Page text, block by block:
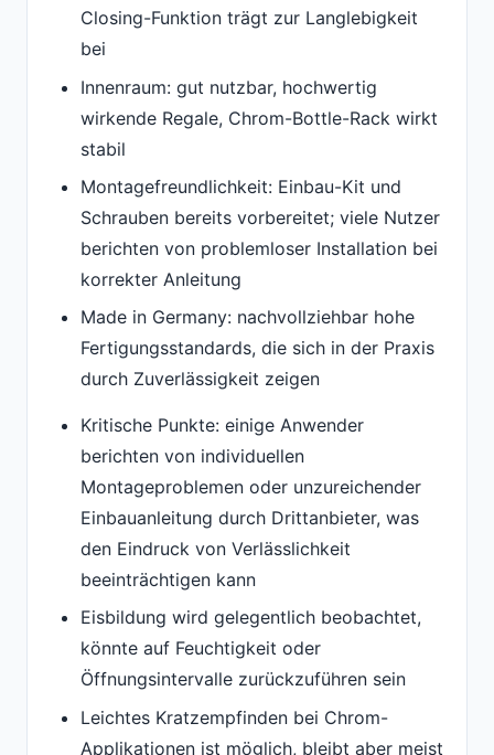
Closing-Funktion trägt zur Langlebigkeit
bei
Innenraum: gut nutzbar, hochwertig
wirkende Regale, Chrom-Bottle-Rack wirkt
stabil
Montagefreundlichkeit: Einbau-Kit und
Schrauben bereits vorbereitet; viele Nutzer
berichten von problemloser Installation bei
korrekter Anleitung
Made in Germany: nachvollziehbar hohe
Fertigungsstandards, die sich in der Praxis
durch Zuverlässigkeit zeigen
Kritische Punkte: einige Anwender
berichten von individuellen
Montageproblemen oder unzureichender
Einbauanleitung durch Drittanbieter, was
den Eindruck von Verlässlichkeit
beeinträchtigen kann
Eisbildung wird gelegentlich beobachtet,
könnte auf Feuchtigkeit oder
Öffnungsintervalle zurückzuführen sein
Leichtes Kratzempfinden bei Chrom-
Applikationen ist möglich, bleibt aber meist